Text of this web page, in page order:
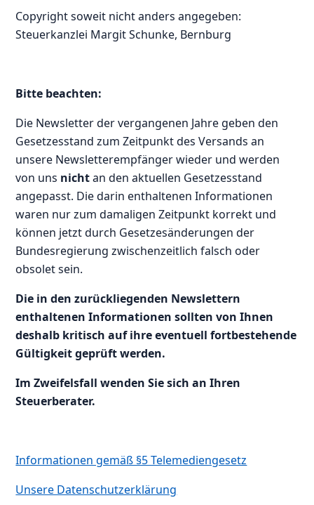
Copyright soweit nicht anders angegeben:
Steuerkanzlei Margit Schunke, Bernburg
Bitte beachten:
Die Newsletter der vergangenen Jahre geben den
Gesetzesstand zum Zeitpunkt des Versands an
unsere Newsletterempfänger wieder und werden
von uns nichtan den aktuellen Gesetzesstand
angepasst. Die darin enthaltenen Informationen
waren nur zum damaligen Zeitpunkt korrekt und
können jetzt durch Gesetzesänderungen der
Bundesregierung zwischenzeitlich falsch oder
obsolet sein.
Die in den zurückliegenden Newslettern
enthaltenen Informationen sollten von Ihnen
deshalb kritisch auf ihre eventuell fortbestehende
Gültigkeit geprüft werden.
Im Zweifelsfall wenden Sie sich an Ihren
Steuerberater.
Informationen gemäß §5 Telemediengesetz
Unsere Datenschutzerklärung